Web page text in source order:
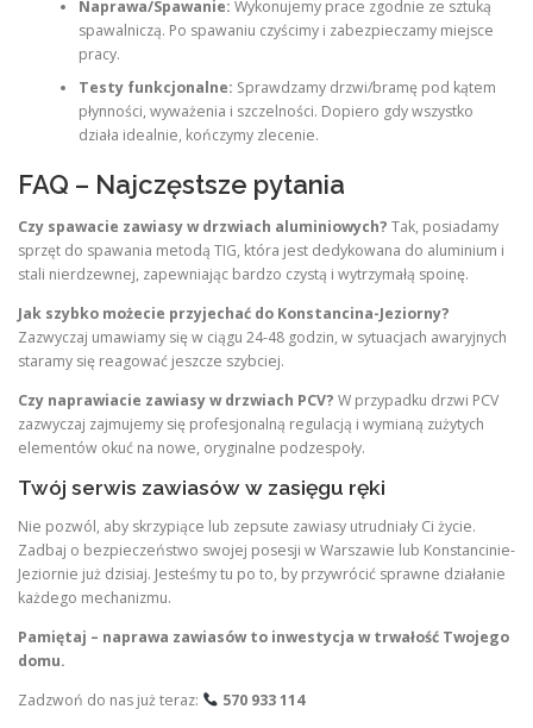
Naprawa/Spawanie: Wykonujemy prace zgodnie ze sztuką
spawalniczą. Po spawaniu czyścimy i zabezpieczamy miejsce
pracy.
Testy funkcjonalne: Sprawdzamy drzwi/bramę pod kątem
płynności, wyważenia i szczelności. Dopiero gdy wszystko
działa idealnie, kończymy zlecenie.
FAQ – Najczęstsze pytania
Czy spawacie zawiasy w drzwiach aluminiowych? Tak, posiadamy
sprzęt do spawania metodą TIG, która jest dedykowana do aluminium i
stali nierdzewnej, zapewniając bardzo czystą i wytrzymałą spoinę.
Jak szybko możecie przyjechać do Konstancina-Jeziorny?
Zazwyczaj umawiamy się w ciągu 24-48 godzin, w sytuacjach awaryjnych
staramy się reagować jeszcze szybciej.
Czy naprawiacie zawiasy w drzwiach PCV? W przypadku drzwi PCV
zazwyczaj zajmujemy się profesjonalną regulacją i wymianą zużytych
elementów okuć na nowe, oryginalne podzespoły.
Twój serwis zawiasów w zasięgu ręki
Nie pozwól, aby skrzypiące lub zepsute zawiasy utrudniały Ci życie.
Zadbaj o bezpieczeństwo swojej posesji w Warszawie lub Konstancinie-
Jeziornie już dzisiaj. Jesteśmy tu po to, by przywrócić sprawne działanie
każdego mechanizmu.
Pamiętaj – naprawa zawiasów to inwestycja w trwałość Twojego
domu.
Zadzwoń do nas już teraz:
570 933 114